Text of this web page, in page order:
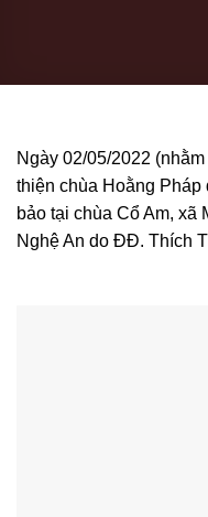
Ngày 02/05/2022
thiện chùa Hoằng
bảo tại chùa Cổ Am, xã
Nghệ An do ĐĐ. Thích